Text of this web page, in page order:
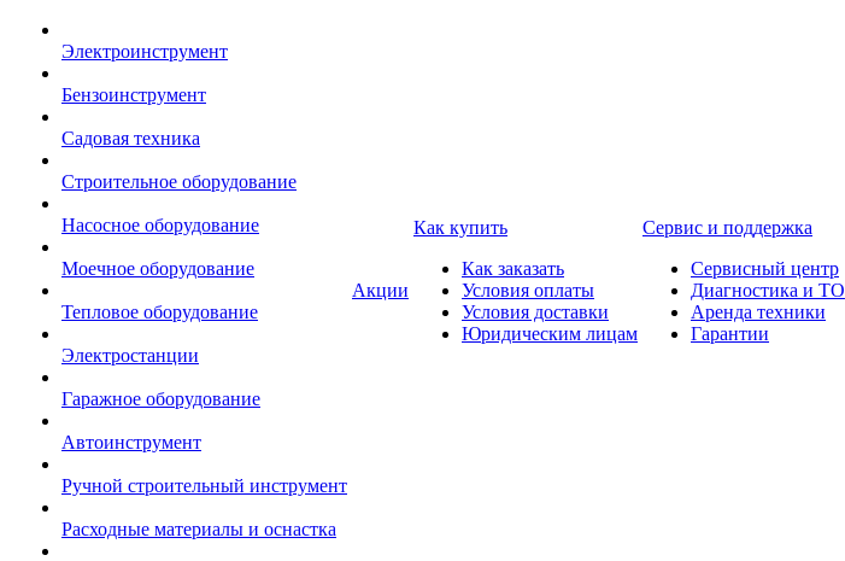
Электроинструмент
Бензоинструмент
Садовая техника
Строительное оборудование
Насосное оборудование
Моечное оборудование
Тепловое оборудование
Электростанции
Гаражное оборудование
Автоинструмент
Ручной строительный инструмент
Расходные материалы и оснастка
Акции
Как купить
Как заказать
Условия оплаты
Условия доставки
Юридическим лицам
Сервис и поддержка
Сервисный центр
Диагностика и ТО
Аренда техники
Гарантии